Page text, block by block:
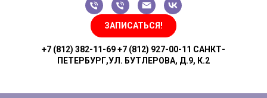
ЗАПИСАТЬСЯ!
+7 (812) 382-11-69 +7 (812) 927-00-11 САНКТ-
ПЕТЕРБУРГ,УЛ. БУТЛЕРОВА, Д.9, К.2